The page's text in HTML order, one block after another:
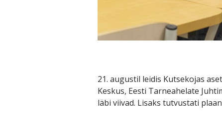
21. augustil leidis Kutsekojas
Keskus, Eesti Tarneahelate
läbi viivad. Lisaks tutvustati